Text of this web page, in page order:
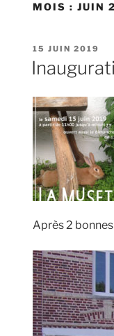
MOIS : JUIN
PUBLIÉ
LE
15 JUIN 2019
Après 2